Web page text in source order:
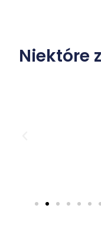
Niektóre